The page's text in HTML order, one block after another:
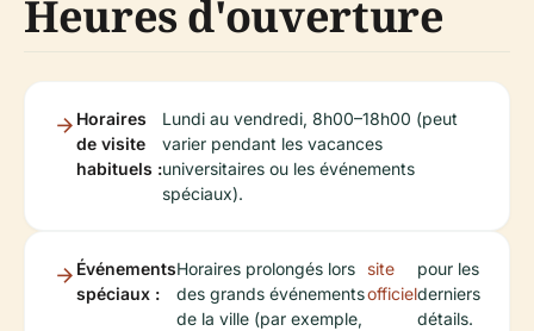
Heures d'ouverture
Horaires
de visite
habituels :
Lundi au vendredi, 8h00–18h00 (peut
varier pendant les vacances
universitaires ou les événements
spéciaux).
Événements
spéciaux :
Horaires prolongés lors
des grands événements
de la ville (par exemple,
site
officiel
pour les
derniers
détails.